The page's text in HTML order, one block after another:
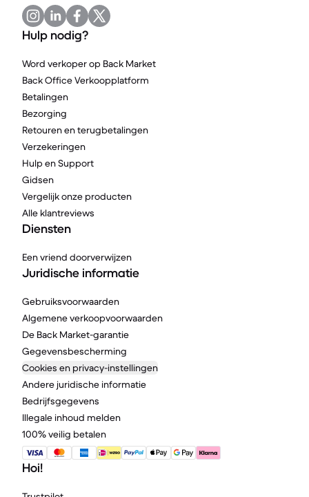
Hulp nodig?
Word verkoper op Back Market
Back Office Verkoopplatform
Betalingen
Bezorging
Retouren en terugbetalingen
Verzekeringen
Hulp en Support
Gidsen
Vergelijk onze producten
Alle klantreviews
Diensten
Een vriend doorverwijzen
Juridische informatie
Gebruiksvoorwaarden
Algemene verkoopvoorwaarden
De Back Market-garantie
Gegevensbescherming
Cookies en privacy-instellingen
Andere juridische informatie
Bedrijfsgegevens
Illegale inhoud melden
100% veilig betalen
Hoi!